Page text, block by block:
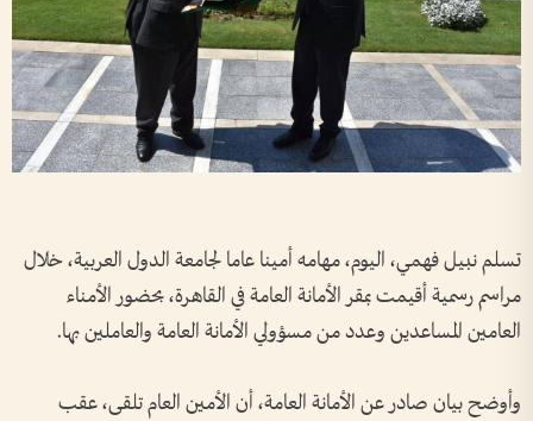
تسلم نبيل فهمي، اليوم، مهامه أمينا عاما لجامعة الدول العربية، خلال
مراسم رسمية أقيمت بمقر الأمانة العامة في القاهرة، بحضور الأمناء
العامين المساعدين وعدد من مسؤولي الأمانة العامة والعاملين بها.
وأوضح بيان صادر عن الأمانة العامة، أن الأمين العام تلقى، عقب